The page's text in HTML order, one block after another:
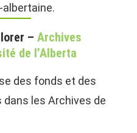
– Archives
de l’Alberta
des fonds et des
les Archives de